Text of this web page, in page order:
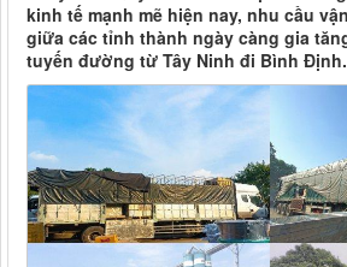
kinh tế mạnh mẽ hiện nay, nhu cầu
giữa các tỉnh thành ngày càng gia
tuyến đường từ Tây Ninh đi Bình Định.